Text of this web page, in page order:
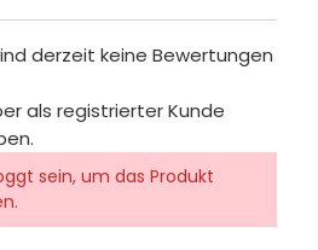
derzeit keine Bewertungen
als registrierter Kunde
sein, um das Produkt